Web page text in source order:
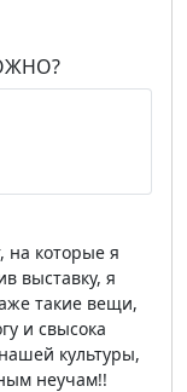
на которые я
выставку, я
такие вещи,
и свысока
культуры,
неучам!!